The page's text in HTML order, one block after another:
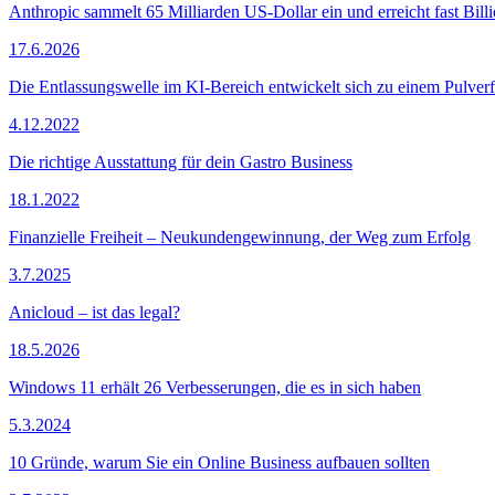
Anthropic sammelt 65 Milliarden US-Dollar ein und erreicht fast
17.6.2026
Die Entlassungswelle im KI-Bereich entwickelt sich zu einem
4.12.2022
Die richtige Ausstattung für dein Gastro Business
18.1.2022
Finanzielle Freiheit – Neukundengewinnung, der Weg zum Erfolg
3.7.2025
Anicloud – ist das legal?
18.5.2026
Windows 11 erhält 26 Verbesserungen, die es in sich haben
5.3.2024
10 Gründe, warum Sie ein Online Business aufbauen sollten